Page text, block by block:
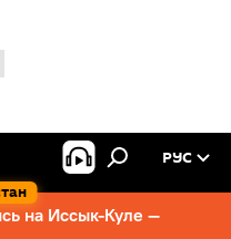
РУС
на Иссык-Куле —